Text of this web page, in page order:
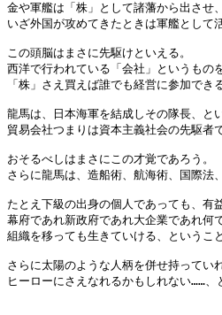
金や軍艦は「株」として諸藩から出させ
いざ外国が攻めてきたときは軍艦として
この頭脳はまさに先駆けといえる。
西洋で行われている「会社」というもの
「株」さえ買えば誰でも経営に参加でき
龍馬は、日本海軍を結成しその隊長、と
貿易会社つまりは資本主義社会の先駆者
おそるべしはまさにこの才覚であろう。
さらに龍馬は、造船術、航海術、国際法
たとえ下級の出身の個人であっても、有
幕府であれ新政府であれ大企業であれ何
組織を移っても生きていける、というこ
さらに太陽のような人柄を併せ持っていれ
ヒーローにさえなれるかもしれない……、